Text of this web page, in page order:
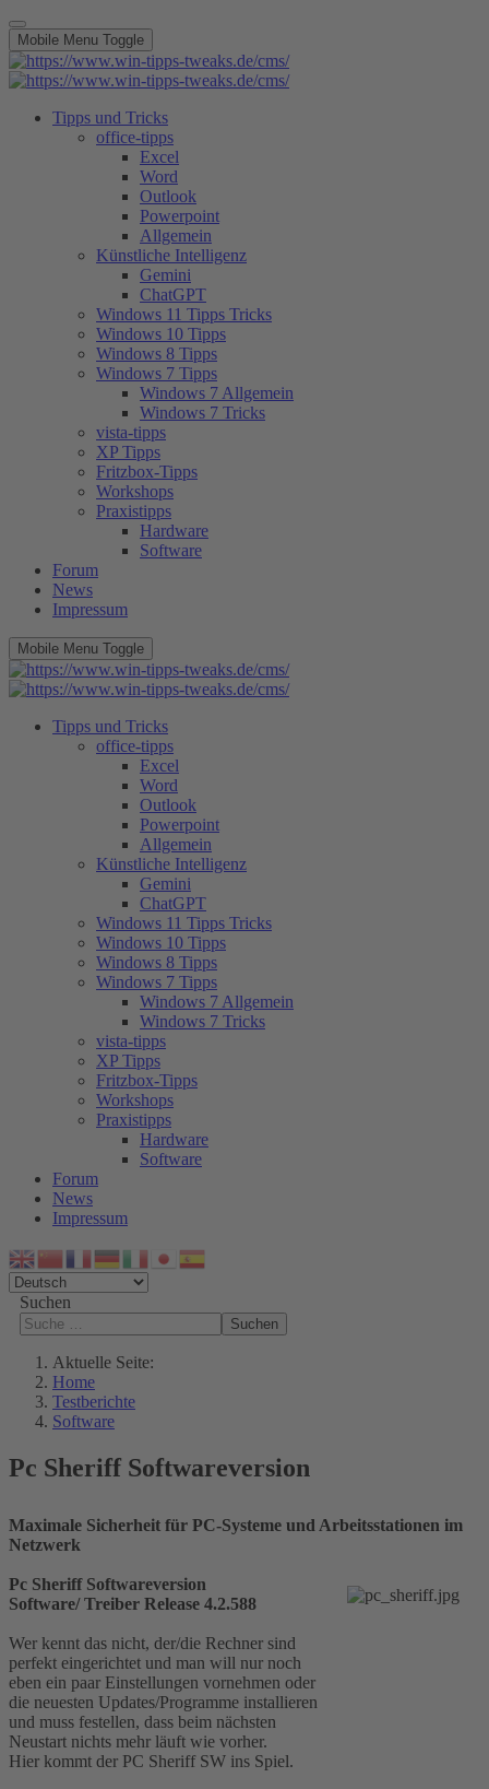
Mobile Menu Toggle
Tipps und Tricks
office-tipps
Excel
Word
Outlook
Powerpoint
Allgemein
Künstliche Intelligenz
Gemini
ChatGPT
Windows 11 Tipps Tricks
Windows 10 Tipps
Windows 8 Tipps
Windows 7 Tipps
Windows 7 Allgemein
Windows 7 Tricks
vista-tipps
XP Tipps
Fritzbox-Tipps
Workshops
Praxistipps
Hardware
Software
Forum
News
Impressum
Mobile Menu Toggle
Tipps und Tricks
office-tipps
Excel
Word
Outlook
Powerpoint
Allgemein
Künstliche Intelligenz
Gemini
ChatGPT
Windows 11 Tipps Tricks
Windows 10 Tipps
Windows 8 Tipps
Windows 7 Tipps
Windows 7 Allgemein
Windows 7 Tricks
vista-tipps
XP Tipps
Fritzbox-Tipps
Workshops
Praxistipps
Hardware
Software
Forum
News
Impressum
Suchen
Suchen
Aktuelle Seite:
Home
Testberichte
Software
Pc Sheriff Softwareversion
Maximale Sicherheit für PC-Systeme und Arbeitsstationen im
Netzwerk
Pc Sheriff Softwareversion
Software/ Treiber Release 4.2.588
Wer kennt das nicht, der/die Rechner sind
perfekt eingerichtet und man will nur noch
eben ein paar Einstellungen vornehmen oder
die neuesten Updates/Programme installieren
und muss festellen, dass beim nächsten
Neustart nichts mehr läuft wie vorher.
Hier kommt der PC Sheriff SW ins Spiel.